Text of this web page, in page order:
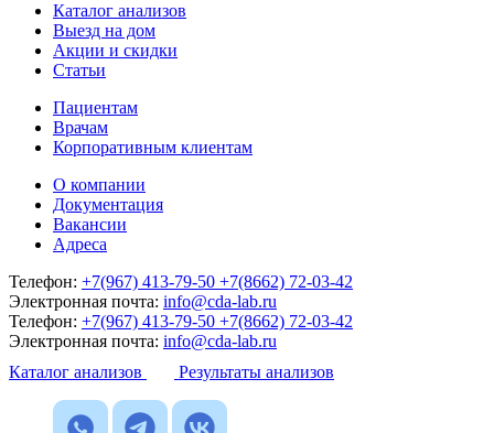
Каталог анализов
Выезд на дом
Акции и скидки
Статьи
Пациентам
Врачам
Корпоративным клиентам
О компании
Документация
Вакансии
Адреса
Телефон: +7(967) 413-79-50 +7(8662) 72-03-42
Электронная почта: info@cda-lab.ru
Телефон: +7(967) 413-79-50 +7(8662) 72-03-42
Электронная почта: info@cda-lab.ru
Каталог анализов
Результаты анализов